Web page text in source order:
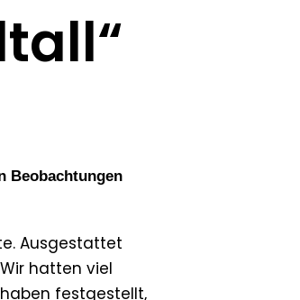
Beobachtungen
Ausgestattet
hatten viel
festgestellt,